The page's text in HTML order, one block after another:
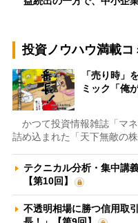
投資ノウハウ満載コ
「売り時」
ミック「俺
かつて投資情報雑誌「マ
詰め込まれた「天下無敵の
テクニカル分析・集中講
【第10回】
不透明相場に勝つ信用取